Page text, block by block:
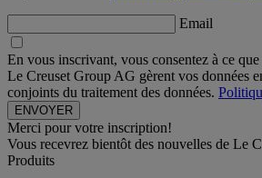
Email
En vous inscrivant, vous consentez à ce
Le Creuset Group AG gèrent vos données
conjoints du traitement des données.
Merci pour votre inscription!
Vous recevrez bientôt des nouvelles de Le
Produits